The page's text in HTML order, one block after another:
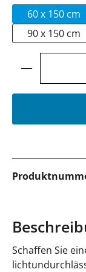
60 x 150 cm
90 x 150 cm
Produkt
Schaffen Sie